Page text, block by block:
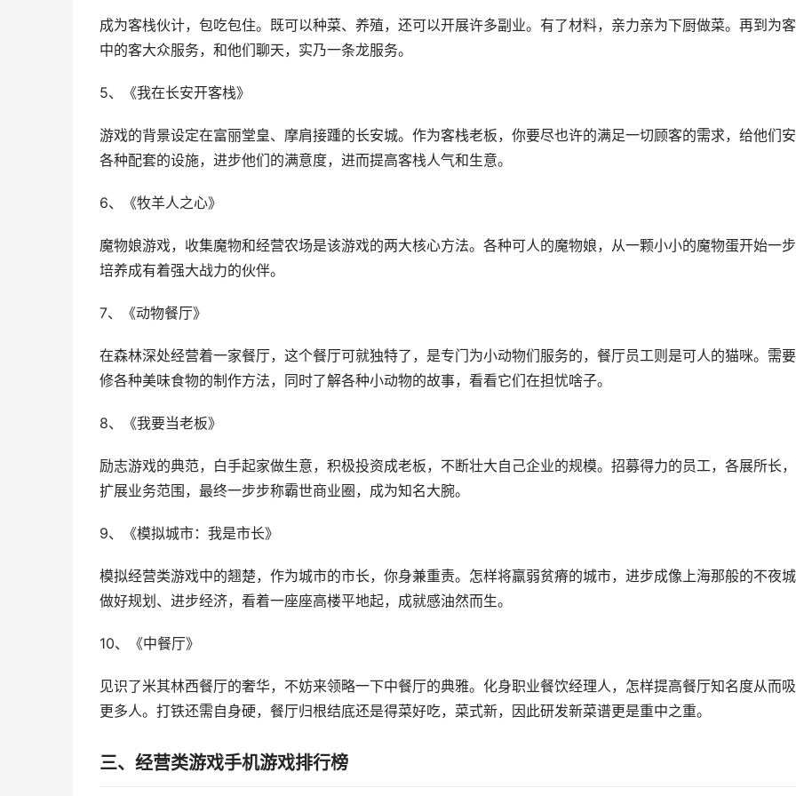
成为客栈伙计，包吃包住。既可以种菜、养殖，还可以开展许多副业。有了材料，亲力亲为下厨做菜。再到为
中的客大众服务，和他们聊天，实乃一条龙服务。
5、《我在长安开客栈》
游戏的背景设定在富丽堂皇、摩肩接踵的长安城。作为客栈老板，你要尽也许的满足一切顾客的需求，给他们
各种配套的设施，进步他们的满意度，进而提高客栈人气和生意。
6、《牧羊人之心》
魔物娘游戏，收集魔物和经营农场是该游戏的两大核心方法。各种可人的魔物娘，从一颗小小的魔物蛋开始一
培养成有着强大战力的伙伴。
7、《动物餐厅》
在森林深处经营着一家餐厅，这个餐厅可就独特了，是专门为小动物们服务的，餐厅员工则是可人的猫咪。需
修各种美味食物的制作方法，同时了解各种小动物的故事，看看它们在担忧啥子。
8、《我要当老板》
励志游戏的典范，白手起家做生意，积极投资成老板，不断壮大自己企业的规模。招募得力的员工，各展所长
扩展业务范围，最终一步步称霸世商业圈，成为知名大腕。
9、《模拟城市：我是市长》
模拟经营类游戏中的翘楚，作为城市的市长，你身兼重责。怎样将羸弱贫瘠的城市，进步成像上海那般的不夜城
做好规划、进步经济，看着一座座高楼平地起，成就感油然而生。
10、《中餐厅》
见识了米其林西餐厅的奢华，不妨来领略一下中餐厅的典雅。化身职业餐饮经理人，怎样提高餐厅知名度从而吸
更多人。打铁还需自身硬，餐厅归根结底还是得菜好吃，菜式新，因此研发新菜谱更是重中之重。
三、经营类游戏手机游戏排行榜